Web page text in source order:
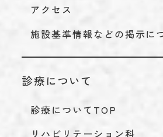
アクセス
施設基準情報などの掲示に
診療について
診療についてTOP
リハビリテーション科